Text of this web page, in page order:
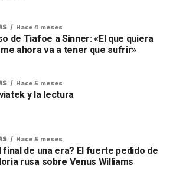
Hace 4 meses
de Tiafoe a Sinner: «El que quiera
ahora va a tener que sufrir»
Hace 5 meses
y la lectura
Hace 5 meses
final de una era? El fuerte pedido de
rusa sobre Venus Williams